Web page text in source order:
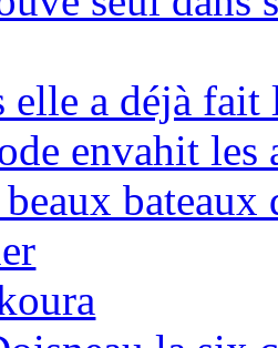
elle a déjà
envahit les
bateaux